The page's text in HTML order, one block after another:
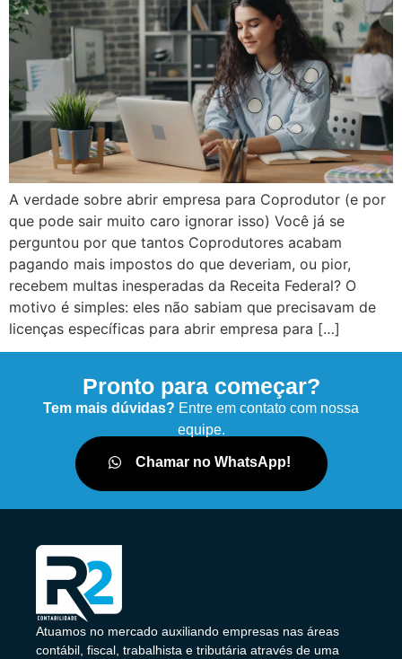
A verdade sobre abrir empresa para Coprodutor (e por
que pode sair muito caro ignorar isso) Você já se
perguntou por que tantos Coprodutores acabam
pagando mais impostos do que deveriam, ou pior,
recebem multas inesperadas da Receita Federal? O
motivo é simples: eles não sabiam que precisavam de
licenças específicas para abrir empresa para […]
Pronto para começar?
Tem mais dúvidas? Entre em contato com nossa
equipe.
Chamar no WhatsApp!
Atuamos no mercado auxiliando empresas nas áreas
contábil, fiscal, trabalhista e tributária através de uma